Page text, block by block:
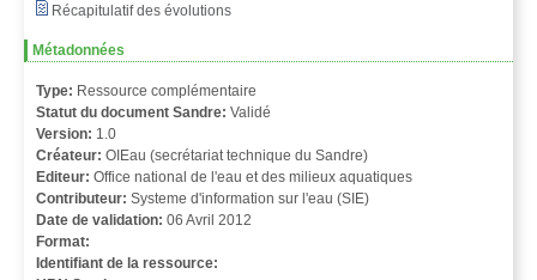
Récapitulatif des évolutions
Métadonnées
Type: Ressource complémentaire
Statut du document Sandre: Validé
Version: 1.0
Créateur: OIEau (secrétariat technique du Sandre)
Editeur: Office national de l'eau et des milieux aquatiques
Contributeur: Systeme d'information sur l'eau (SIE)
Date de validation: 06 Avril 2012
Format:
Identifiant de la ressource: